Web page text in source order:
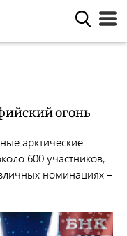
огонь
арктические
600 участников,
номинациях –